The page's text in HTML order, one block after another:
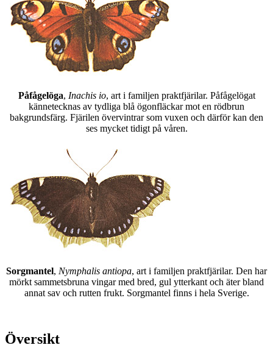
Påfågelöga, Inachis io, art i familjen praktfjärilar. Påfågelögat
kännetecknas av tydliga blå ögonfläckar mot en rödbrun
bakgrundsfärg. Fjärilen övervintrar som vuxen och därför kan den
ses mycket tidigt på våren.
Sorgmantel, Nymphalis antiopa, art i familjen praktfjärilar. Den har
mörkt sammetsbruna vingar med bred, gul ytterkant och äter bland
annat sav och rutten frukt. Sorgmantel finns i hela Sverige.
Översikt